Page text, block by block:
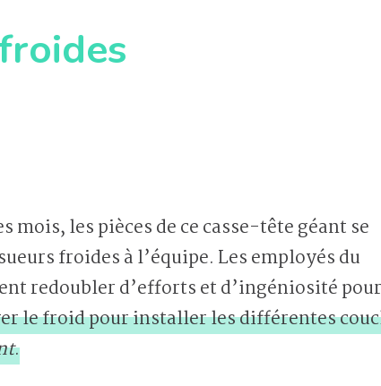
les pièces de ce casse-tête géant se
froides à l’équipe. Les employés du
redoubler d’efforts et d’ingéniosité pour
le froid pour installer les différentes
.